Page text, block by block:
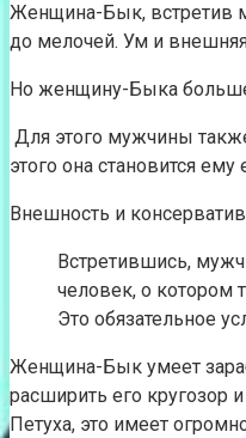
Женщина-Бык, встретив
до мелочей. Ум и
Но женщину-Быка больше
Для этого мужчины
этого она становится
Внешность и
Встретившись,
человек, о котором
Это обязательное
Женщина-Бык умеет
расширить его кругозор
Петуха, это имеет